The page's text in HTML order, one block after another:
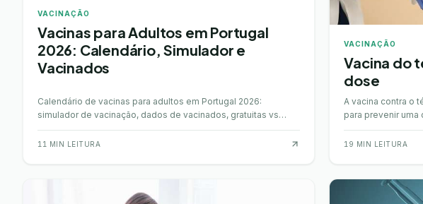
VACINAÇÃO
Vacinas para Adultos em Portugal
2026: Calendário, Simulador e
Vacinados
Calendário de vacinas para adultos em Portugal 2026:
simulador de vacinação, dados de vacinados, gratuitas vs
pagas, gripe, COVID, tétano e onde vacinar.
11 MIN LEITURA
VACINAÇÃO
Vacina do
dose
A vacina contra o
para prevenir uma
produzida pela
19 MIN LEITURA